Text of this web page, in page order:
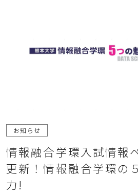
入試情報
お知らせ
情報融合学環入試情報
更新！情報融合学環の
力!